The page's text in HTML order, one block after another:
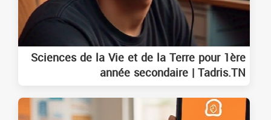
Sciences de la Vie et de la Terre pour 1ère
année secondaire | Tadris.TN